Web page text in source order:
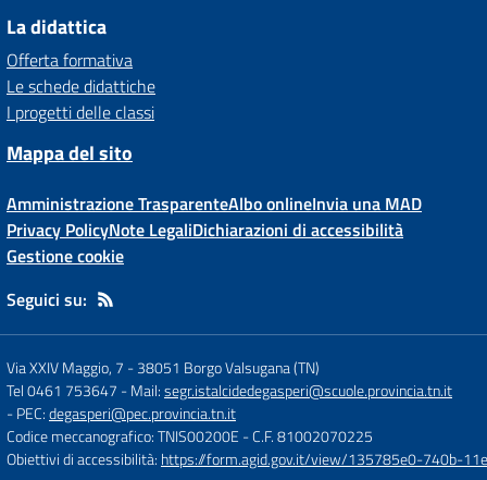
La didattica
Offerta formativa
Le schede didattiche
I progetti delle classi
Mappa del sito
Amministrazione TrasparenteAlbo onlineInvia una MAD
Privacy PolicyNote LegaliDichiarazioni di accessibilità
Gestione cookie
Seguici su:
Via XXIV Maggio, 7 -38051 Borgo Valsugana (TN)
Tel 0461 753647 - Mail:segr.istalcidedegasperi@scuole.provincia.tn.it
- PEC:degasperi@pec.provincia.tn.it
Codice meccanografico: TNIS00200E - C.F. 81002070225
Obiettivi di accessibilità: https://form.agid.gov.it/view/135785e0-740b-